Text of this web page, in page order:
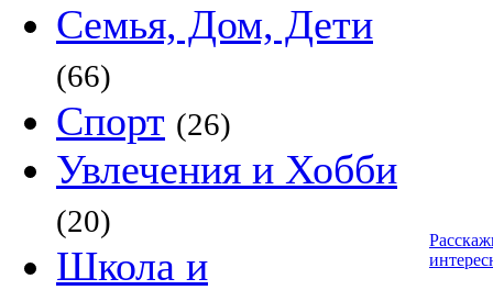
Семья, Дом, Дети
(66)
Спорт (26)
Увлечения и Хобби
(20)
Школа и